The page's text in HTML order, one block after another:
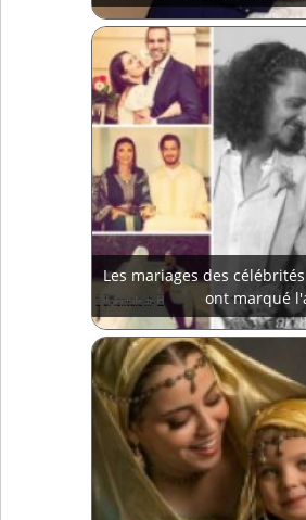
Les mariages des
ont marqué